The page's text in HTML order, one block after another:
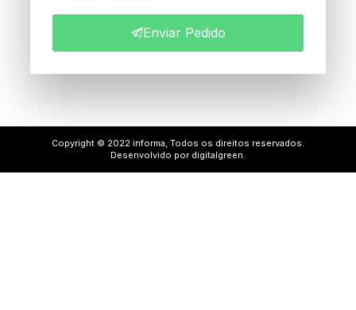
Enviar Pedido
Copyright © 2022 informa, Todos os direitos reservados.
Desenvolvido por digitalgreen.